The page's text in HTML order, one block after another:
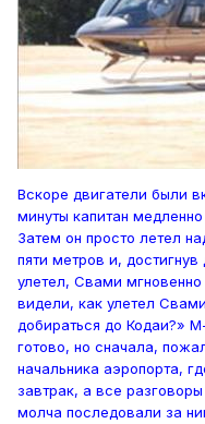
Вскоре двигатели были
минуты капитан
Затем он просто летел
пяти метров и,
улетел, Свами
видели, как улетел
добираться до Кодаи?»
готово, но сначала,
начальника аэропорта,
завтрак, а все
молча последовали за